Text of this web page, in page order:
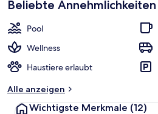
Beliebte Annehmlichkeiten
Pool
Wellness
Haustiere erlaubt
Alle anzeigen
Wichtigste Merkmale (12)